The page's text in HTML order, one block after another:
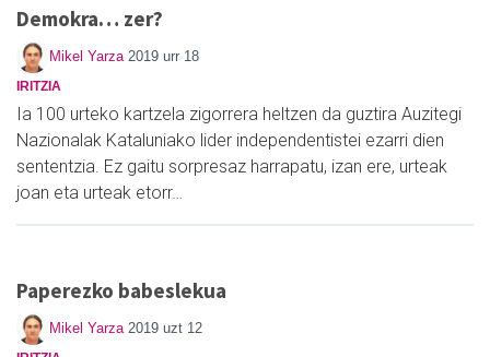
Demokra… zer?
Mikel Yarza 2019 urr 18
IRITZIA
Ia 100 urteko kartzela zigorrera heltzen da guztira Auzitegi
Nazionalak Kataluniako lider independentistei ezarri dien
sententzia. Ez gaitu sorpresaz harrapatu, izan ere, urteak
joan eta urteak etorr…
Paperezko babeslekua
Mikel Yarza 2019 uzt 12